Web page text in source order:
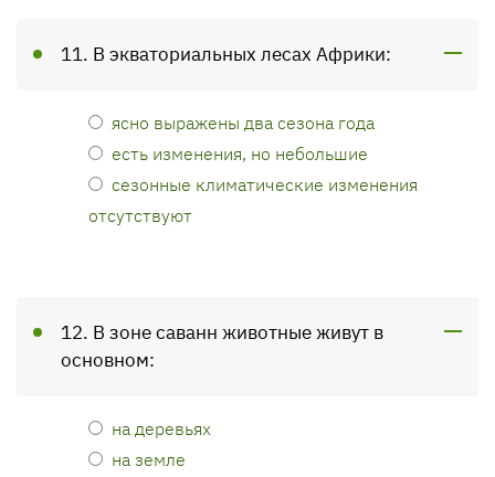
11. В экваториальных лесах Африки:
ясно выражены два сезона года
есть изменения, но небольшие
сезонные климатические изменения
отсутствуют
12. В зоне саванн животные живут в
основном:
на деревьях
на земле